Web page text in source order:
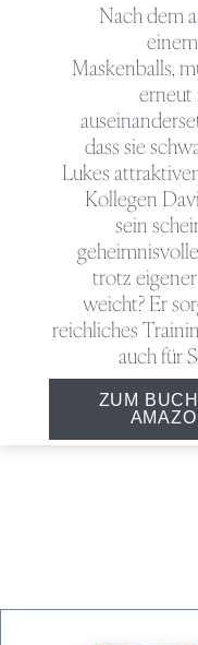
Nach dem
Maskenballs,
erneut
dass sie
Lukes
Kollegen
sein
trotz
weicht? Er
reichliches
auch für
ZUM